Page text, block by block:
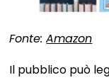
Fonte:Amazon
Il pubblico può